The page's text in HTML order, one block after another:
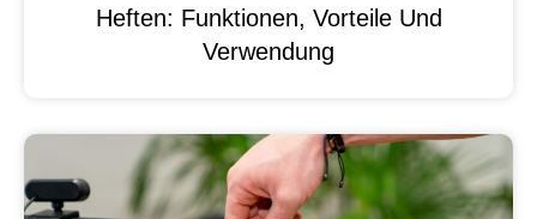
Heften: Funktionen, Vorteile Und
Verwendung